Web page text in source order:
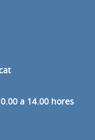
a 14.00 hores